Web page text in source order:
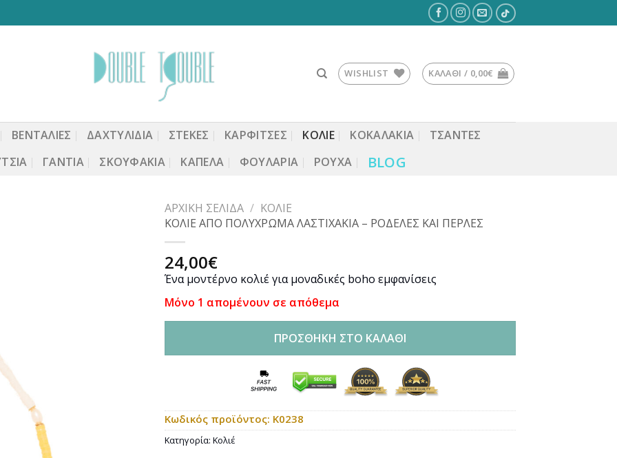
WISHLIST ΚΑΛΆΘΙ / 0,00€
ΒΕΝΤΆΛΙΕΣ ΔΑΧΤΥΛΙΔΙΑ ΣΤΈΚΕΣ ΚΑΡΦΙΤΣΕΣ ΚΟΛΙΕ ΚΟΚΑΛΆΚΙΑ
ΤΣΆΝΤΕΣ
ΓΆΝΤΙΑ ΣΚΟΥΦΆΚΙΑ ΚΑΠΈΛΑ ΦΟΥΛΆΡΙΑ ΡΟΎΧΑ BLOG
ΑΡΧΙΚΉ ΣΕΛΊΔΑ / ΚΟΛΙΈ
ΚΟΛΙΕ ΑΠΟ ΠΟΛΥΧΡΩΜΑ ΛΑΣΤΙΧΑΚΙΑ – ΡΟΔΕΛΕΣ ΚΑΙ ΠΕΡΛΕΣ
24,00€
Ένα μοντέρνο κολιέ για μοναδικές boho εμφανίσεις
Μόνο 1 απομένουν σε απόθεμα
ΠΡΟΣΘΉΚΗ ΣΤΟ ΚΑΛΆΘΙ
Κωδικός προϊόντος: Κ0238
Κατηγορία: Κολιέ